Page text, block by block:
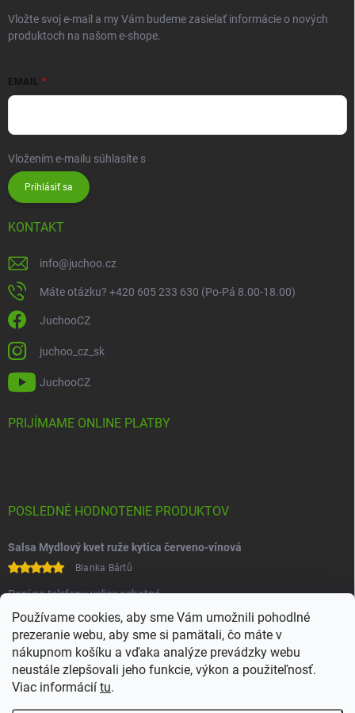
Používame cookies, aby sme Vám umožnili pohodlné
prezeranie webu, aby sme si pamätali, čo máte v
nákupnom košíku a vďaka analýze prevádzky webu
neustále zlepšovali jeho funkcie, výkon a použiteľnosť.
Viac informácií tu.
Vložte svoj e-mail a my Vám budeme zasielať informácie o nových
produktoch na našom e-shope.
EMAIL
Vložením e-mailu súhlasíte s
Prihlásiť sa
KONTAKT
info@juchoo.cz
Máte otázku? +420 605 233 630 (Po-Pá 8.00-18.00)
JuchooCZ
juchoo_cz_sk
JuchooCZ
PRIJÍMAME ONLINE PLATBY
POSLEDNÉ HODNOTENIE PRODUKTOV
Salsa Mydlový kvet ruže kytica červeno-vínová
Blanka Bártů
Paní na telefonu velice ochotná